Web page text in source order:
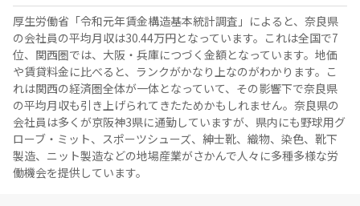
厚生労働省「令和元年賃金構造基本統計調査」によると、奈良県
の会社員の平均月収は30.44万円となっています。これは全国で7
位、関西圏では、大阪・兵庫につづく金額となっています。地価
や賃貸料金に比べると、ランクがかなり上なのがわかります。こ
れは関西の経済圏全体が一体となっていて、その影響下で奈良県
の平均月収も引き上げられてきたためかもしれません。奈良県の
会社員は多くが京阪神3県に通勤していますが、県内にも野球用グ
ローブ・ミット、スポーツシューズ、紳士靴、織物、染色、靴下
製造、ニット製造などの地場産業がさかんで人々に多種多様な労
働機会を提供しています。